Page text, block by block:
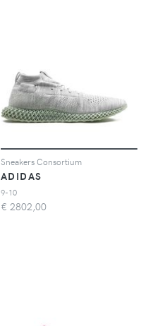
Sneakers Consortium
ADIDAS
9-10
€ 2802,00